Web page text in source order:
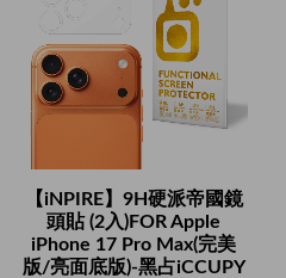
【iNPIRE】9H硬派帝國鏡
頭貼 (2入)FOR Apple
iPhone 17 Pro Max(完美
版/亮面底版)-黑占iCCUPY